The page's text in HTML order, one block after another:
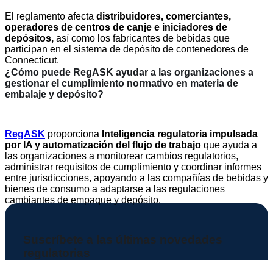
El reglamento afecta distribuidores, comerciantes,
operadores de centros de canje e iniciadores de
depósitos, así como los fabricantes de bebidas que
participan en el sistema de depósito de contenedores de
Connecticut.
¿Cómo puede RegASK ayudar a las organizaciones a
gestionar el cumplimiento normativo en materia de
embalaje y depósito?
RegASK proporciona Inteligencia regulatoria impulsada
por IA y automatización del flujo de trabajo que ayuda a
las organizaciones a monitorear cambios regulatorios,
administrar requisitos de cumplimiento y coordinar informes
entre jurisdicciones, apoyando a las compañías de bebidas y
bienes de consumo a adaptarse a las regulaciones
cambiantes de empaque y depósito.
Suscríbete a las últimas novedades
regulatorias